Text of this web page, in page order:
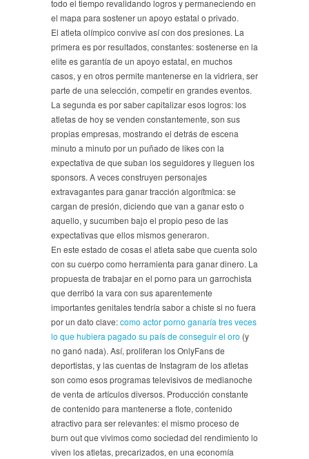
todo el tiempo revalidando logros y permaneciendo en
el mapa para sostener un apoyo estatal o privado.
El atleta olímpico convive así con dos presiones. La
primera es por resultados, constantes: sostenerse en la
elite es garantía de un apoyo estatal, en muchos
casos, y en otros permite mantenerse en la vidriera, ser
parte de una selección, competir en grandes eventos.
La segunda es por saber capitalizar esos logros: los
atletas de hoy se venden constantemente, son sus
propias empresas, mostrando el detrás de escena
minuto a minuto por un puñado de likes con la
expectativa de que suban los seguidores y lleguen los
sponsors. A veces construyen personajes
extravagantes para ganar tracción algorítmica: se
cargan de presión, diciendo que van a ganar esto o
aquello, y sucumben bajo el propio peso de las
expectativas que ellos mismos generaron.
En este estado de cosas el atleta sabe que cuenta solo
con su cuerpo como herramienta para ganar dinero. La
propuesta de trabajar en el porno para un garrochista
que derribó la vara con sus aparentemente
importantes genitales tendría sabor a chiste si no fuera
por un dato clave:como actor porno ganaría tres veces
lo que hubiera pagado su país de conseguir el oro (y
no ganó nada). Así, proliferan los OnlyFans de
deportistas, y las cuentas de Instagram de los atletas
son como esos programas televisivos de medianoche
de venta de artículos diversos. Producción constante
de contenido para mantenerse a flote, contenido
atractivo para ser relevantes: el mismo proceso de
burn out que vivimos como sociedad del rendimiento lo
viven los atletas, precarizados, en una economía